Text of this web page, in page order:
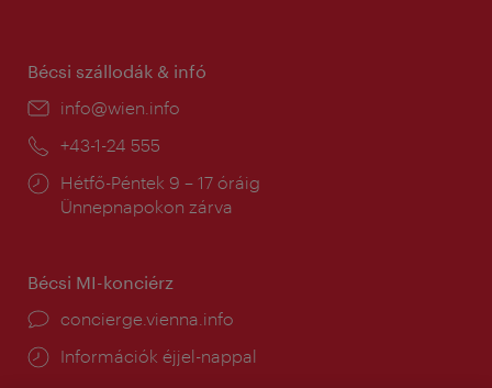
Bécsi szállodák & infó
E-
info@wien.info
Telefon:
+43-1-24 555
Nyitva
tartás:
Hétfő-Péntek 9 – 17 óráig
Ünnepnapokon zárva
Bécsi MI-konciérz
concierge.vienna.info
Információk éjjel-nappal